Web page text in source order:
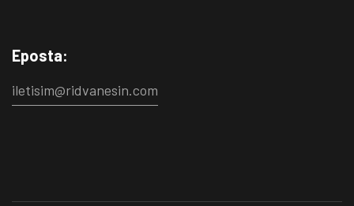
Eposta:
iletisim@ridvanesin.com